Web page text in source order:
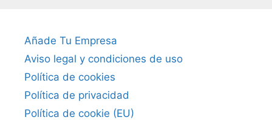
Añade Tu Empresa
Aviso legal y condiciones de uso
Política de cookies
Política de privacidad
Política de cookie (EU)